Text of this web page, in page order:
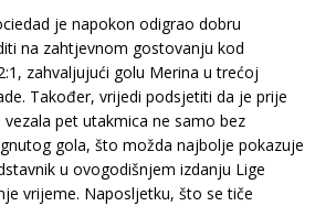
je napokon odigrao dobru
na zahtjevnom gostovanju kod
zahvaljujući golu Merina u trećoj
Također, vrijedi podsjetiti da je prije
pet utakmica ne samo bez
gola, što možda najbolje pokazuje
u ovogodišnjem izdanju Lige
vrijeme. Naposljetku, što se tiče